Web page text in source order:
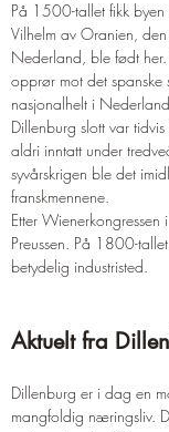
På 1500-tallet fikk
Vilhelm av Oranien,
Nederland, ble født
opprør mot det spanske
nasjonalhelt i
Dillenburg slott var
aldri inntatt under
syvårskrigen ble det
franskmennene.
Etter
Preussen. På 1800-
betydelig industristed.
Aktuelt fra
Dillenburg er i dag en
mangfoldig næringsliv.